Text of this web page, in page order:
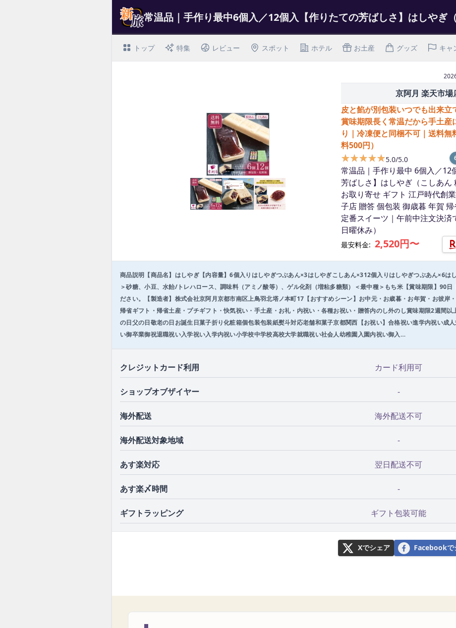
トップ 特集 レビュー スポット ホテル お土産 グッズ キャ
I
t
e
3
京阿月 楽天市場
皮と餡が別包装いつでも出来立
賞味期限長く常温だから手土産
り｜冷凍便と同梱不可｜送料無
料500円）
★★★★★
★★★★★5.0/5.0
常温品｜手作り最中 6個入／12
芳ばしさ】はしやぎ（こしあん
お取り寄せ ギフト 江戸時代創
子店 贈答 個包装 御歳暮 年賀
定番スイーツ｜午前中注文決済
日曜休み）
最安料金: 2,520円〜
商品説明【商品名】はしやぎ【内容量】6個入りはしやぎつぶあん×3はしやぎこしあん×312個入りはしやぎつぶあん×6は
＞砂糖、小豆、水飴/トレハロース、調味料（アミノ酸等）、ゲル化剤（増粘多糖類）＜最中種＞もち米【賞味期限】90日
ださい。【製造者】株式会社京阿月京都市南区上鳥羽北塔ノ本町17【おすすめシーン】お中元・お歳暮・お年賀・お彼岸
帰省ギフト・帰省土産・プチギフト・快気祝い・手土産・お礼・内祝い・各種お祝い・贈答内のし外のし賞味期限2週間
の日父の日敬老の日お誕生日菓子折り化粧箱個包装包装紙熨斗対応老舗和菓子京都関西【お祝い】合格祝い進学内祝い成
い御卒業御祝退職祝い入学祝い入学内祝い小学校中学校高校大学就職祝い社会人幼稚園入園内祝い御入…
クレジットカード利用 カード利用可
ショップオブザイヤー -
海外配送 海外配送不可
海外配送対象地域 -
あす楽対応 翌日配送不可
あす楽〆時間 -
ギフトラッピング ギフト包装可能
Xでシェア Facebookで